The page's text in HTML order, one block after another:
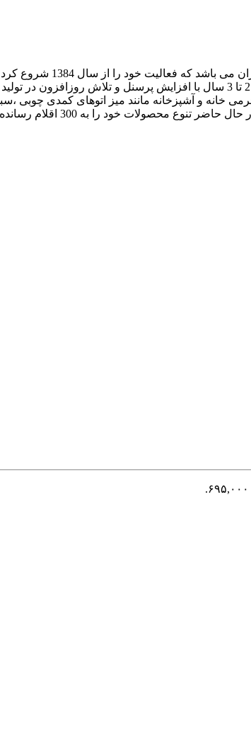
عروس نوین یکی از شناخته
مجموعه ابتدا فعالیت کاری خود را با تعداد پرسنل اندک آغاز نمود و پس از مدت کوتاه
در زمینه تولید لوازم چوبی و چرمی خانه و آشپزخانه مانند
است که همگی در مجموعه این برند تولید می شود.